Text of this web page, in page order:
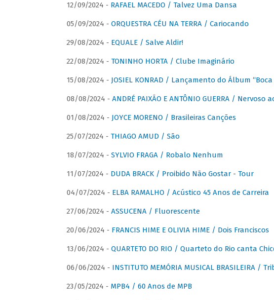
12/09/2024 - RAFAEL MACEDO / Talvez Uma Dansa
05/09/2024 - ORQUESTRA CÉU NA TERRA / Cariocando
29/08/2024 - EQUALE / Salve Aldir!
22/08/2024 - TONINHO HORTA / Clube Imaginário
15/08/2024 - JOSIEL KONRAD / Lançamento do Álbum
08/08/2024 - ANDRÉ PAIXÃO E ANTÔNIO GUERRA / Nervoso
01/08/2024 - JOYCE MORENO / Brasileiras Canções
25/07/2024 - THIAGO AMUD / São
18/07/2024 - SYLVIO FRAGA / Robalo Nenhum
11/07/2024 - DUDA BRACK / Proibido Não Gostar - Tour
04/07/2024 - ELBA RAMALHO / Acústico 45 Anos de Carreira
27/06/2024 - ASSUCENA / Fluorescente
20/06/2024 - FRANCIS HIME E OLIVIA HIME / Dois Franciscos
13/06/2024 - QUARTETO DO RIO / Quarteto do Rio canta
06/06/2024 - INSTITUTO MEMÓRIA MUSICAL BRASILEIRA
23/05/2024 - MPB4 / 60 Anos de MPB